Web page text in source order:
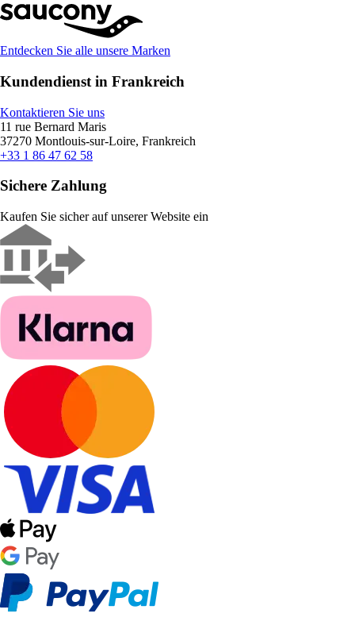
Entdecken Sie alle unsere Marken
Kundendienst in Frankreich
Kontaktieren Sie uns
11 rue Bernard Maris
37270 Montlouis-sur-Loire, Frankreich
+33 1 86 47 62 58
Sichere Zahlung
Kaufen Sie sicher auf unserer Website ein